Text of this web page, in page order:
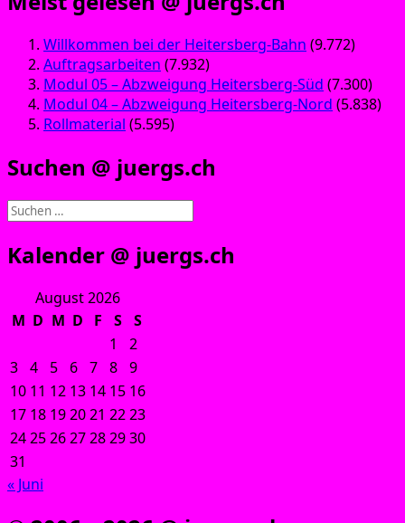
Willkommen bei der Heitersberg-Bahn (9.772)
Auftragsarbeiten (7.932)
Modul 05 – Abzweigung Heitersberg-Süd (7.300)
Modul 04 – Abzweigung Heitersberg-Nord (5.838)
Rollmaterial (5.595)
Suchen @ juergs.ch
Suchen
Kalender @ juergs.ch
August 2026
M D M D F S
S
1
2
3 4 5 6 7 8 9
10 11 12 13 14 15 16
17 18 192021 2223
24252627282930
31
« Juni